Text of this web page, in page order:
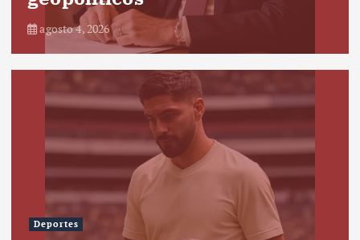
agosto 4, 2026
Deportes